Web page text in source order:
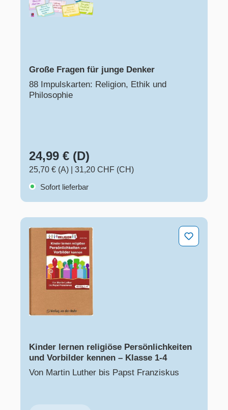
Große Fragen für junge Denker
88 Impulskarten: Religion, Ethik und
Philosophie
24,99 € (D)
25,70 € (A)
31,20 CHF (CH)
Sofort lieferbar
Kinder lernen religiöse Persönlichkeiten und Vorbilder
Kinder lernen religiöse Persönlichkeiten
und Vorbilder kennen – Klasse 1-4
Von Martin Luther bis Papst Franziskus